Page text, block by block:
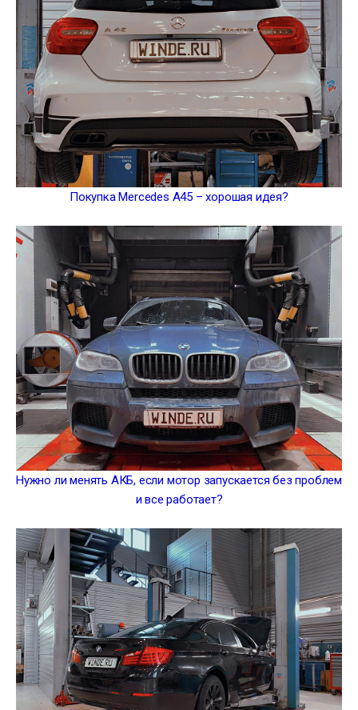
Покупка Mercedes A45 – хорошая идея?
Нужно ли менять АКБ, если мотор запускается без проблем
и все работает?